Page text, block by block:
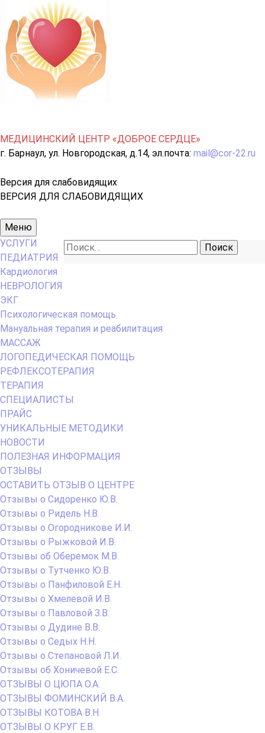
МЕДИЦИНСКИЙ ЦЕНТР «ДОБРОЕ СЕРДЦЕ»
г. Барнаул, ул. Новгородская, д.14, эл.почта: mail@cor-22.ru
Версия для слабовидящих
ВЕРСИЯ ДЛЯ СЛАБОВИДЯЩИХ
Основное
меню
Меню
Найти:
УСЛУГИ
ПЕДИАТРИЯ
Кардиология
НЕВРОЛОГИЯ
ЭКГ
Психологическая помощь
Мануальная терапия и реабилитация
МАССАЖ
ЛОГОПЕДИЧЕСКАЯ ПОМОЩЬ
РЕФЛЕКСОТЕРАПИЯ
ТЕРАПИЯ
СПЕЦИАЛИСТЫ
ПРАЙС
УНИКАЛЬНЫЕ МЕТОДИКИ
НОВОСТИ
ПОЛЕЗНАЯ ИНФОРМАЦИЯ
ОТЗЫВЫ
ОСТАВИТЬ ОТЗЫВ О ЦЕНТРЕ
Отзывы о Сидоренко Ю.В.
Отзывы о Ридель Н.В.
Отзывы о Огородникове И.И.
Отзывы о Рыжковой И.В.
Отзывы об Оберемок М.В.
Отзывы о Тутченко Ю.В.
Отзывы о Панфиловой Е.Н.
Отзывы о Хмелевой И.В.
Отзывы о Павловой З.В.
Отзывы о Дудине В.В.
Отзывы о Седых Н.Н.
Отзывы о Степановой Л.И.
Отзывы об Хоничевой Е.С.
ОТЗЫВЫ О ЦЮПА О.А.
ОТЗЫВЫ ФОМИНСКИЙ В.А.
ОТЗЫВЫ КОТОВА В.Н.
ОТЗЫВЫ О КРУГ Е.В.